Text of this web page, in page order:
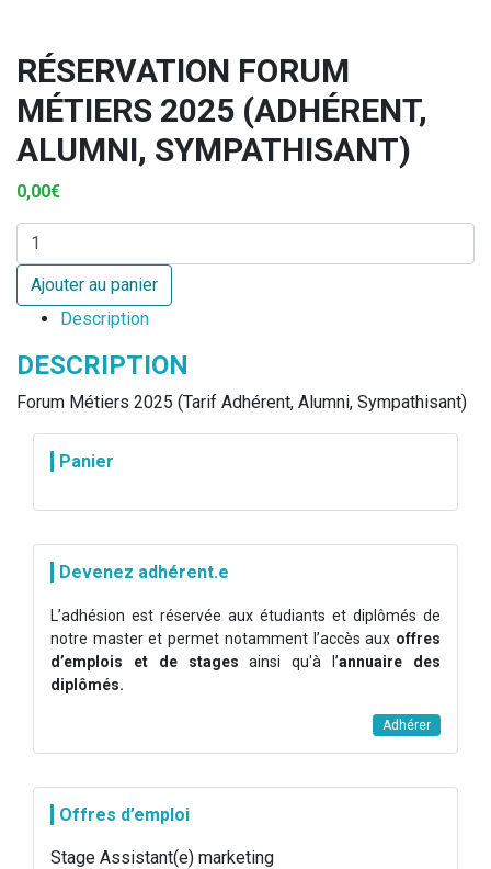
RÉSERVATION FORUM
MÉTIERS 2025 (ADHÉRENT,
ALUMNI, SYMPATHISANT)
0,00€
quantité de Réservation Forum Métiers 2025 (Adhérent,
Ajouter au panier
Description
DESCRIPTION
Forum Métiers 2025 (Tarif Adhérent, Alumni, Sympathisant)
Panier
Devenez adhérent.e
L’adhésion est réservée aux étudiants et diplômés de
notre master et permet notamment l’accès aux offres
d’emplois et de stages ainsi qu'à l’annuaire des
diplômés.
Adhérer
Offres d’emploi
Stage Assistant(e) marketing